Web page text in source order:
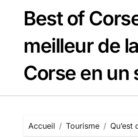
contenuBest of
meilleur de la
Corse en un
Accueil Tourisme